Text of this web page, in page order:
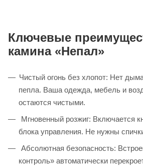
Ключевые
камина «Непал»
Чистый огонь без хлопот: Нет
пепла. Ваша одежда, мебель и
остаются чистыми.
Мгновенный розжиг: Включается
блока управления. Не нужны
Абсолютная безопасность:
контроль» автоматически